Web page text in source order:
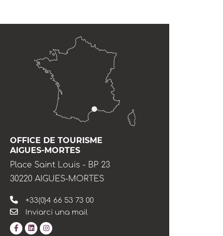
OFFICE DE TOURISME
AIGUES-MORTES
Place Saint Louis - BP 23
30220 AIGUES-MORTES
+33(0)4 66 53 73 00
Inviarci una mail